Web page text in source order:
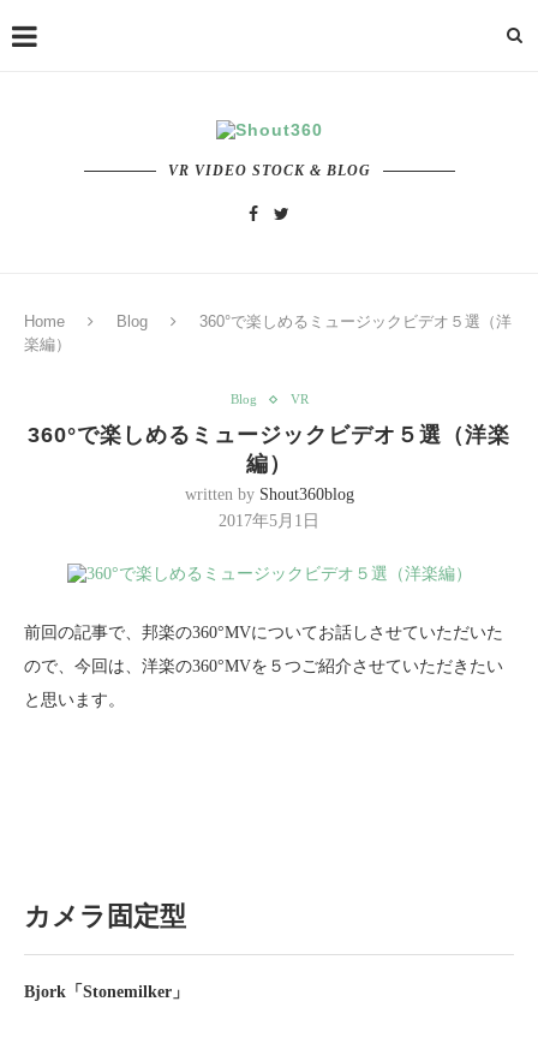
VR VIDEO STOCK & BLOG
Home Blog
360°で楽しめるミュージックビデオ５選（洋
楽編）
Blog VR
360°で楽しめるミュージックビデオ５選（洋楽
編）
written by Shout360blog
2017年5月1日
前回の記事で、邦楽の360°MVについてお話しさせていただいた
ので、今回は、洋楽の360°MVを５つご紹介させていただきたい
と思います。
カメラ固定型
Bjork「Stonemilker」